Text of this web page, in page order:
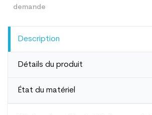
Description
Détails du produit
État du matériel